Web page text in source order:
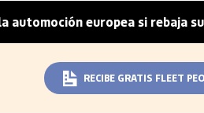
si rebaja sus metas de
RECIBE GRATIS FLEET